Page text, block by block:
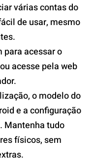
várias contas do
de usar, mesmo
para acessar o
acesse pela web
o modelo do
e a configuração
Mantenha tudo
físicos, sem